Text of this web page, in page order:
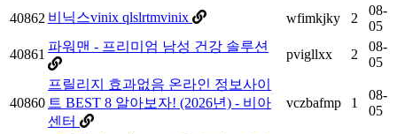
40862 비닉스vinix qlslrtmvinix wfimkjky 2
08-
05
40861
파워맨 - 프리미엄 남성 건강 솔루션
pvigllxx 2
08-
05
40860
프릴리지 효과없음 온라인 정보사이
트 BEST 8 알아보자! (2026년) - 비아
센터
vczbafmp 1
08-
05